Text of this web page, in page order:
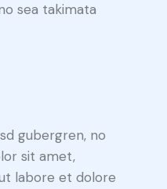
sea takimata
gubergren, no
sit amet,
labore et dolore